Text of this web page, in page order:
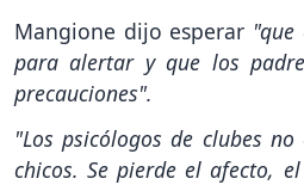
Mangione dijo esperar "que
para alertar y que los
precauciones".
"Los psicólogos de clubes
chicos. Se pierde el afecto,